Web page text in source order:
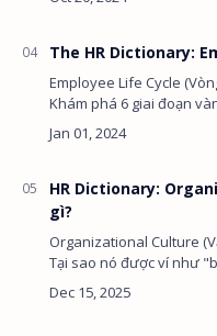
The HR Dictionary:
Employee Life Cycle
Khám phá 6 giai đoạn
nghiệm và giữ chân nhân
HR Dictionary:
gì?
Organizational Culture
Tại sao nó được ví như
sống còn? Khám phá mô